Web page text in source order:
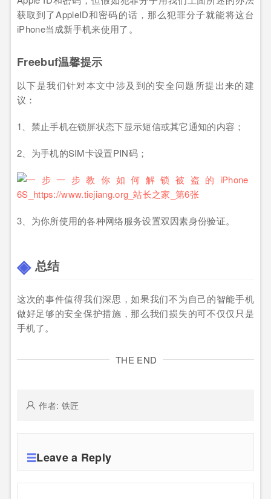
获取到了AppleID和密码的话，那么犯罪分子就能将这台
iPhone当成新手机来使用了。
Freebuf温馨提示
以下是我们针对本文中涉及到的安全问题所提出来的建
议：
1、禁止手机在锁屏状态下显示短信或其它通知的内容；
2、为手机的SIM卡设置PIN码；
3、为你所使用的各种网络服务设置双因素身份验证。
总结
这次的事件值得我们深思，如果我们不为自己的智能手机
做好足够的安全保护措施，那么我们损失的可不仅仅只是
手机了。
THE END
作者: 铁匠
Leave a Reply